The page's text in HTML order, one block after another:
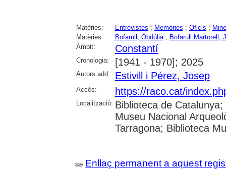
Matèries: Entrevistes ; Memòries ; Oficis ;
Matèries:
Bofarull, Obdúlia; Bofarull Martorell,
Àmbit:
Constantí
Cronologia: [1941 - 1970]; 2025
Autors add.: Estivill i Pérez, Josep
Accés: https://raco.cat/
Localització: Biblioteca de
Museu Nacional
Tarragona; Biblioteca
Enllaç permanent a aquest